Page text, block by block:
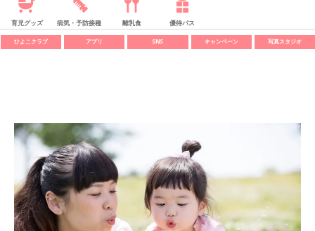
育児グッズ 病気・予防接種 離乳食 優待パス
ひよこクラブ アプリ SNS キャンペーン 写真スタジオ